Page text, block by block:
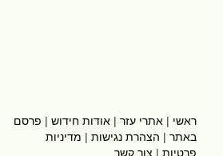
ראשי | אתרי עזר | אודות חידוש | פרסם
באתר | הצהרת נגישות | מדיניות
פרטיות | צור קשר